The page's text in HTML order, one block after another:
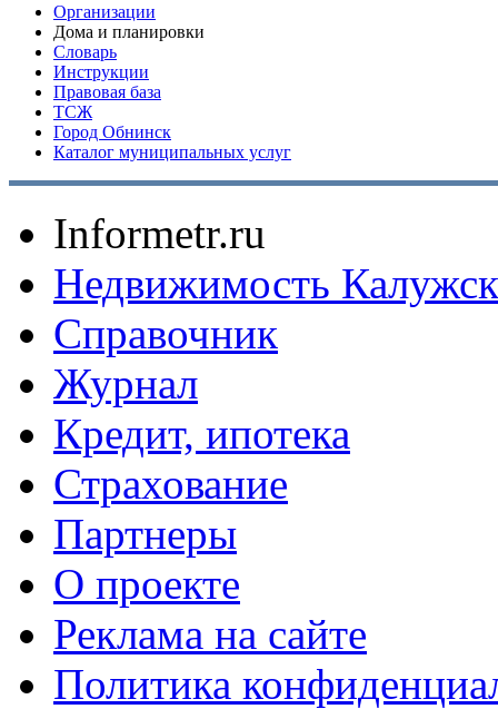
Организации
Дома и планировки
Словарь
Инструкции
Правовая база
ТСЖ
Город Обнинск
Каталог муниципальных услуг
Informetr.ru
Недвижимость
Справочник
Журнал
Кредит, ипотека
Страхование
Партнеры
O проекте
Реклама на сайте
Политика